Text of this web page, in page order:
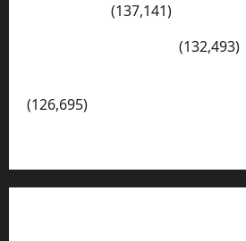
(137,141)
(132,493)
(126,695)